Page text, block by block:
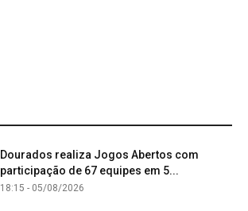
Dourados realiza Jogos Abertos com
participação de 67 equipes em 5...
18:15 - 05/08/2026